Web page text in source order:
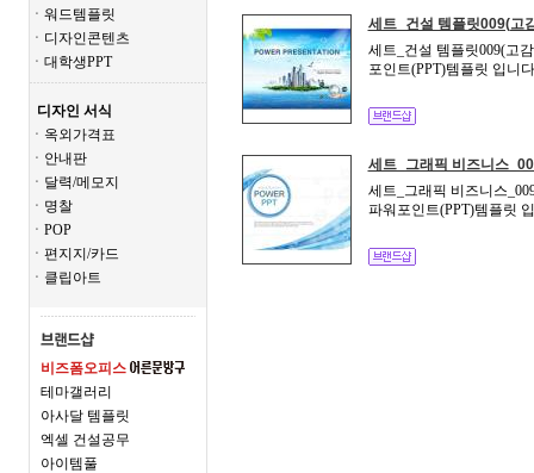
ㆍ워드템플릿
ㆍ디자인콘텐츠
ㆍ대학생PPT
디자인 서식
ㆍ옥외가격표
ㆍ안내판
ㆍ달력/메모지
ㆍ명찰
ㆍPOP
ㆍ편지지/카드
ㆍ클립아트
비즈폼오피스
테마갤러리
아사달 템플릿
엑셀 건설공무
아이템풀
세트_건설 템플릿009(고
세트_건설 템플릿009(고
포인트(PPT)템플릿 입니
세트_그래픽 비즈니스
세트_그래픽 비즈니스
파워포인트(PPT)템플릿